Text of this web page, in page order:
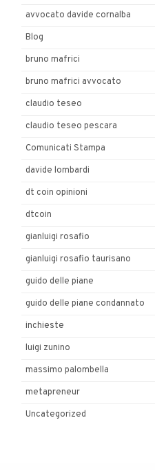
avvocato davide cornalba
Blog
bruno mafrici
bruno mafrici avvocato
claudio teseo
claudio teseo pescara
Comunicati Stampa
davide lombardi
dt coin opinioni
dtcoin
gianluigi rosafio
gianluigi rosafio taurisano
guido delle piane
guido delle piane condannato
inchieste
luigi zunino
massimo palombella
metapreneur
Uncategorized